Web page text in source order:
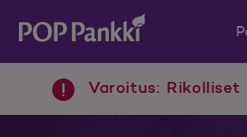
POP Pankki, etusivulle
Varoitus: